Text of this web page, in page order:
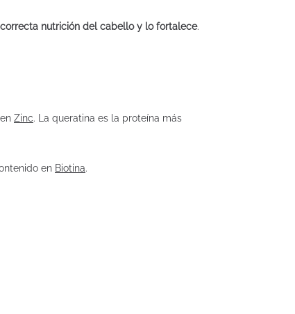
correcta nutrición del cabello y lo fortalece.
Zinc. La queratina es la proteína más
en Biotina.